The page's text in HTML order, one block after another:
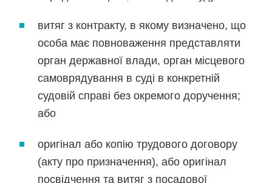
витяг з контракту, в якому визначено, що
особа має повноваження представляти
орган державної влади, орган місцевого
самоврядування в суді в конкретній
судовій справі без окремого доручення;
або
оригінал або копію трудового договору
(акту про призначення), або оригінал
посвідчення та витяг з посадової